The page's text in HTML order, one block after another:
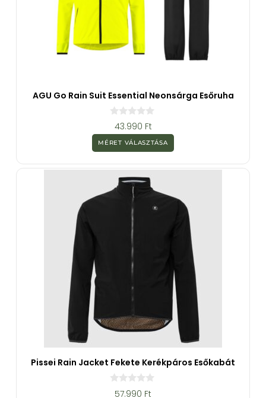
AGU Go Rain Suit Essential Neonsárga Esőruha
z
5
b
ő
43.990 Ft
MÉRET VÁLASZTÁSA
Pissei Rain Jacket Fekete Kerékpáros Esőkabát
57.990 Ft